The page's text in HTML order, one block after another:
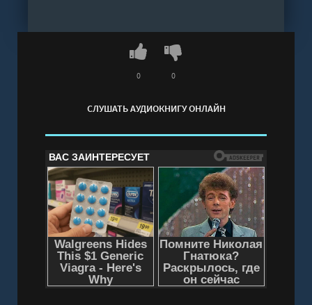
Слушать аудиокнигу "Идеальный
подозреваемый - Лидия Гортинская" онлайн
СЛУШАТЬ АУДИОКНИГУ ОНЛАЙН
0 0